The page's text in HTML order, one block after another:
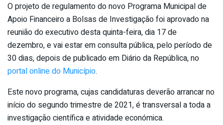
O projeto de regulamento do novo Programa Municipal de
Apoio Financeiro a Bolsas de Investigação foi aprovado na
reunião do executivo desta quinta-feira, dia 17 de
dezembro, e vai estar em consulta pública, pelo período de
30 dias, depois de publicado em Diário da República, no
portal online do Município.
Este novo programa, cujas candidaturas deverão arrancar no
início do segundo trimestre de 2021, é transversal a toda a
investigação científica e atividade económica.